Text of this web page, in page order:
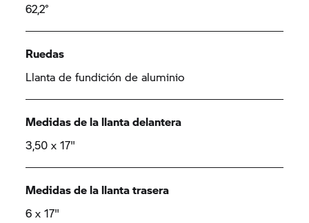
62,2°
Ruedas
Llanta de fundición de aluminio
Medidas de la llanta delantera
3,50 x 17"
Medidas de la llanta trasera
6 x 17"